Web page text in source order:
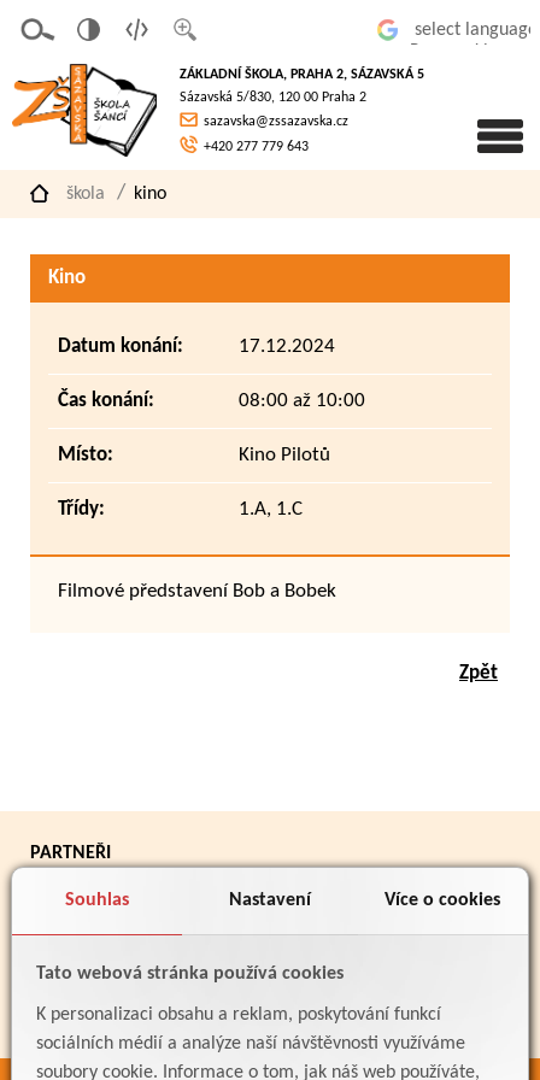
Souhlas Nastavení Více o cookies
Tato webová stránka používá cookies
K personalizaci obsahu a reklam, poskytování funkcí
sociálních médií a analýze naší návštěvnosti využíváme
soubory cookie. Informace o tom, jak náš web používáte,
písmo
á
verze
pro
slaboz
raké
ZÁKLADNÍ ŠKOLA, PRAHA 2, SÁZAVSKÁ 5
Sázavská 5/830, 120 00 Praha 2
sazavska@zssazavska.cz
+420 277 779 643
škola kino
Kino
Datum konání: 17.12.2024
Čas konání: 08:00 až 10:00
Místo: Kino Pilotů
Třídy: 1.A, 1.C
Filmové představení Bob a Bobek
Zpět
PARTNEŘI